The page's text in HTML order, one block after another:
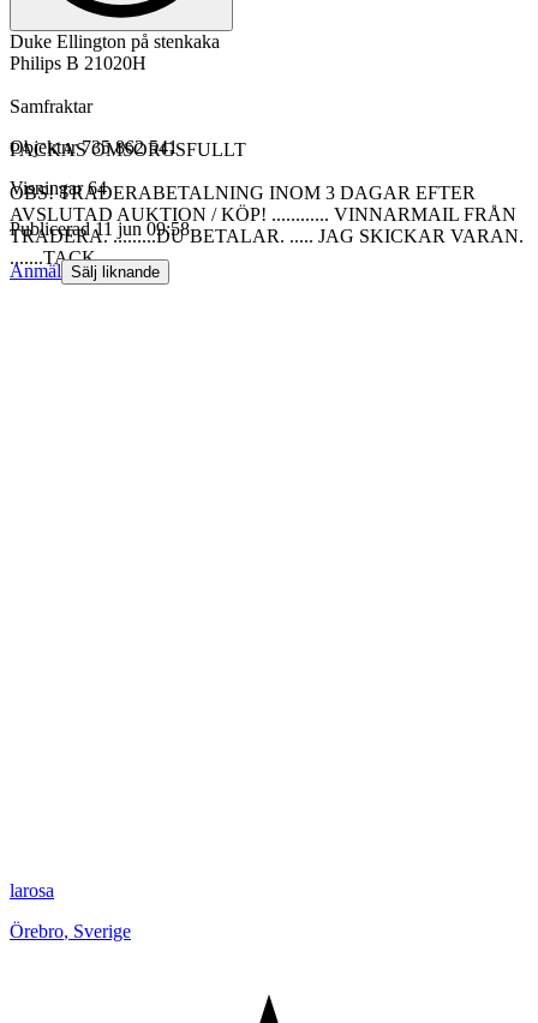
Duke Ellington på stenkaka
Philips B 21020H
Samfraktar
PACKAS OMSORGSFULLT
OBS! TRADERABETALNING INOM 3 DAGAR EFTER
AVSLUTAD AUKTION / KÖP! ............ VINNARMAIL FRÅN
TRADERA. .........DU BETALAR. ..... JAG SKICKAR VARAN.
.......TACK.
Objektnr 735 862 541
Visningar 64
Publicerad 11 jun 09:58
Anmäl Sälj liknande
larosa
Örebro, Sverige